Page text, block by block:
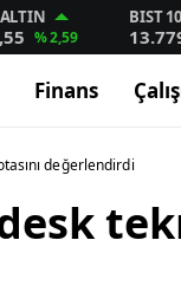
% 2,59
BIST
Finans
değerlendirdi